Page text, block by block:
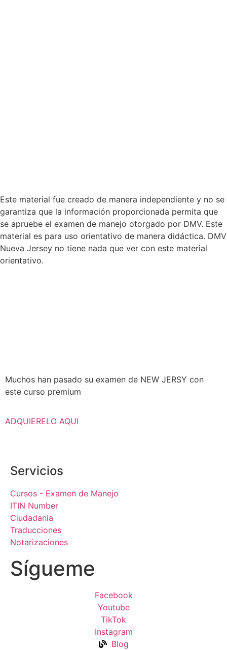
Este material fue creado de manera independiente y no se
garantiza que la información proporcionada permita que
se apruebe el examen de manejo otorgado por DMV. Este
material es para uso orientativo de manera didáctica. DMV
Nueva Jersey no tiene nada que ver con este material
orientativo.
Muchos han pasado su examen de NEW JERSY con
este curso premium
ADQUIERELO AQUI
Servicios
Cursos - Examen de Manejo
ITIN Number
Ciudadania
Traducciones
Notarizaciones
Sígueme
Facebook
Youtube
TikTok
Instagram
Blog